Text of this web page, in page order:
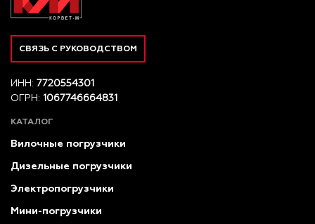
СВЯЗЬ С РУКОВОДСТВОМ
ИНН: 7720554301
ОГРН: 1067746664831
КАТАЛОГ
Вилочные погрузчики
Дизельные погрузчики
Электропогрузчики
Мини-погрузчики